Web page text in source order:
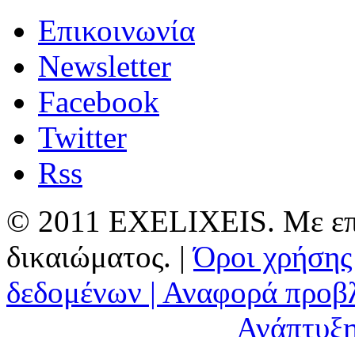
Επικοινωνία
Newsletter
Facebook
Twitter
Rss
© 2011 EXELIXEIS. Με
δικαιώματος. |Όροι
δεδομένων | Αναφορά